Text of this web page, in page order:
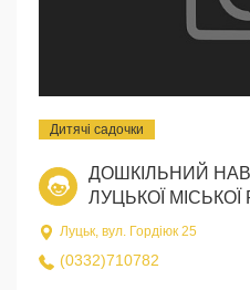
Дитячі садочки
ДОШКІЛЬНИЙ
ЛУЦЬКОЇ МІСЬКОЇ
Луцьк, вул. Гордіюк 25
(0332)710782